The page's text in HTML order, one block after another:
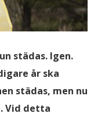
städas. Igen.
år ska
städas, men nu
Vid detta